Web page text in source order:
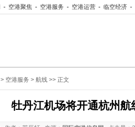
- 空港聚焦 - 空港服务 - 空港运营 - 临空经济 -
> 空港服务 > 航线 >> 正文
牡丹江机场将开通杭州航